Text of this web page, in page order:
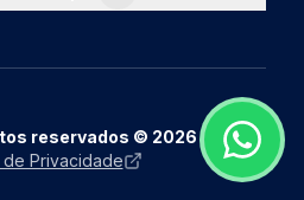
reservados © 2026
de Privacidade